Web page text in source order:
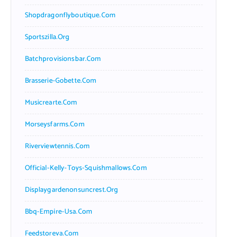
Shopdragonflyboutique.com
Sportszilla.org
Batchprovisionsbar.com
Brasserie-Gobette.com
Musicrearte.com
Morseysfarms.com
Riverviewtennis.com
Official-Kelly-Toys-Squishmallows.com
Displaygardenonsuncrest.org
Bbq-Empire-Usa.com
Feedstoreva.com